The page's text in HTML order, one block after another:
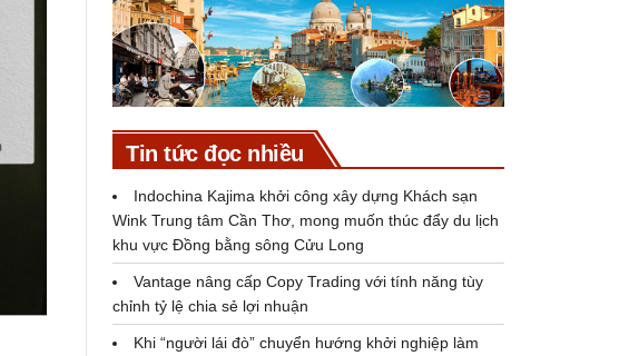
Tin tức đọc nhiều
Indochina Kajima khởi công xây dựng Khách sạn
Wink Trung tâm Cần Thơ, mong muốn thúc đẩy du lịch
khu vực Đồng bằng sông Cửu Long
Vantage nâng cấp Copy Trading với tính năng tùy
chỉnh tỷ lệ chia sẻ lợi nhuận
Khi “người lái đò” chuyển hướng khởi nghiệp làm